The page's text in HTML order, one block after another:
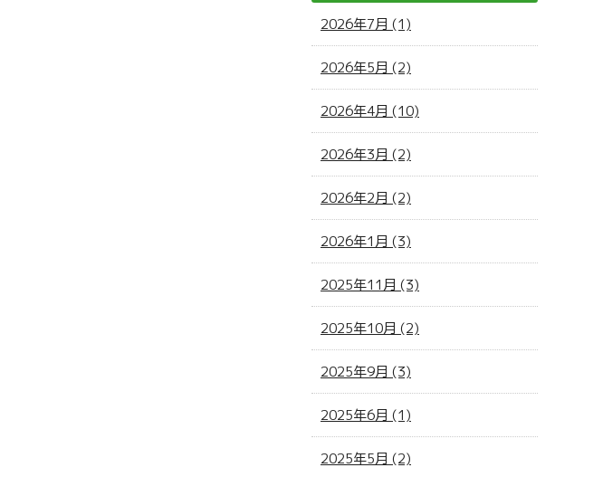
2026年7月 (1)
2026年5月 (2)
2026年4月 (10)
2026年3月 (2)
2026年2月 (2)
2026年1月 (3)
2025年11月 (3)
2025年10月 (2)
2025年9月 (3)
2025年6月 (1)
2025年5月 (2)